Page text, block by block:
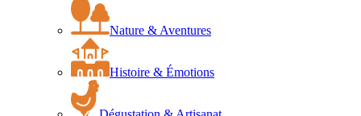
Nature & Aventures
Histoire & Émotions